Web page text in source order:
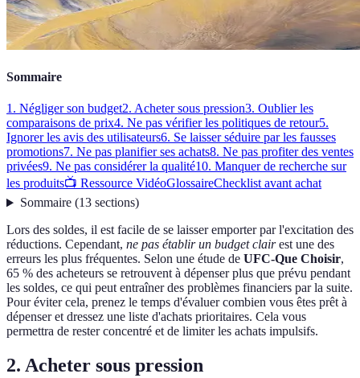
Sommaire
1. Négliger son budget2. Acheter sous pression3. Oublier les
comparaisons de prix4. Ne pas vérifier les politiques de retour5.
Ignorer les avis des utilisateurs6. Se laisser séduire par les fausses
promotions7. Ne pas planifier ses achats8. Ne pas profiter des ventes
privées9. Ne pas considérer la qualité10. Manquer de recherche sur
les produits📺 Ressource VidéoGlossaireChecklist avant achat
Sommaire(13 sections)
Lors des soldes, il est facile de se laisser emporter par l'excitation des
réductions. Cependant, ne pas établir un budget clairest une des
erreurs les plus fréquentes. Selon une étude de UFC-Que Choisir,
65 % des acheteurs se retrouvent à dépenser plus que prévu pendant
les soldes, ce qui peut entraîner des problèmes financiers par la suite.
Pour éviter cela, prenez le temps d'évaluer combien vous êtes prêt à
dépenser et dressez une liste d'achats prioritaires. Cela vous
permettra de rester concentré et de limiter les achats impulsifs.
2. Acheter sous pression